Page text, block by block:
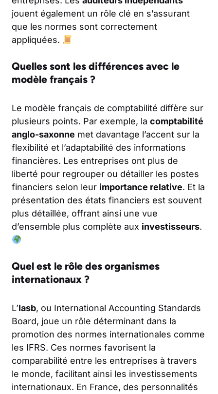
jouent également un rôle clé en s’assurant
que les normes sont correctement
appliquées.
Quelles sont les différences avec le
modèle français ?
Le modèle français de comptabilité diffère sur
plusieurs points. Par exemple, la comptabilité
anglo-saxonne met davantage l’accent sur la
flexibilité et l’adaptabilité des informations
financières. Les entreprises ont plus de
liberté pour regrouper ou détailler les postes
financiers selon leur importance relative. Et la
présentation des états financiers est souvent
plus détaillée, offrant ainsi une vue
d’ensemble plus complète aux investisseurs.
Quel est le rôle des organismes
internationaux ?
L’Iasb, ou International Accounting Standards
Board, joue un rôle déterminant dans la
promotion des normes internationales comme
les IFRS. Ces normes favorisent la
comparabilité entre les entreprises à travers
le monde, facilitant ainsi les investissements
internationaux. En France, des personnalités